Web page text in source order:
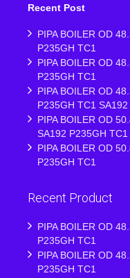
Recent Post
PIPA BOILER OD
P235GH TC1
PIPA BOILER OD
P235GH TC1
PIPA BOILER OD
P235GH TC1 SA192
PIPA BOILER OD
SA192 P235GH TC1
PIPA BOILER OD
P235GH TC1
Recent Product
PIPA BOILER OD
P235GH TC1
PIPA BOILER OD
P235GH TC1